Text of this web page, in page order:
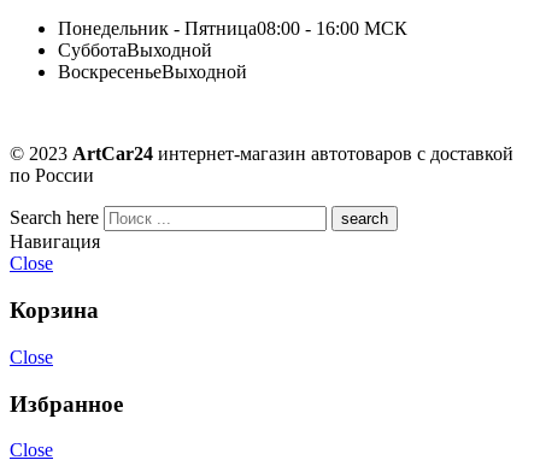
Понедельник - Пятница08:00 - 16:00 МСК
СубботаВыходной
ВоскресеньеВыходной
© 2023 ArtCar24 интернет-магазин автотоваров с доставкой
по России
Search here
Навигация
Close
Корзина
Close
Избранное
Close